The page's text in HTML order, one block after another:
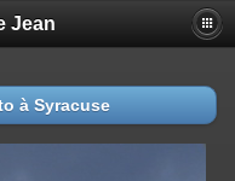
Jean
à Syracuse